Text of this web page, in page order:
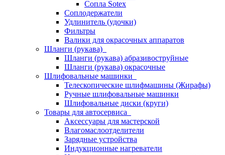
Сопла Sotex
Соплодержатели
Удлинитель (удочки)
Фильтры
Валики для окрасочных аппаратов
Шланги (рукава)
Шланги (рукава) абразивоструйные
Шланги (рукава) окрасочные
Шлифовальные машинки
Телескопические шлифмашины (Жирафы)
Ручные шлифовальные машинки
Шлифовальные диски (круги)
Товары для автосервиса
Аксессуары для мастерской
Влагомаслоотделители
Зарядные устройства
Индукционные нагреватели